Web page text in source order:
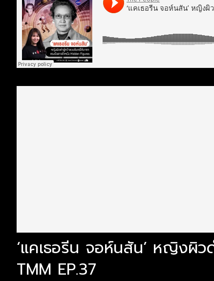
‘แคเธอรีน จอห์นสัน’ หญิงผิ
TMM EP.37